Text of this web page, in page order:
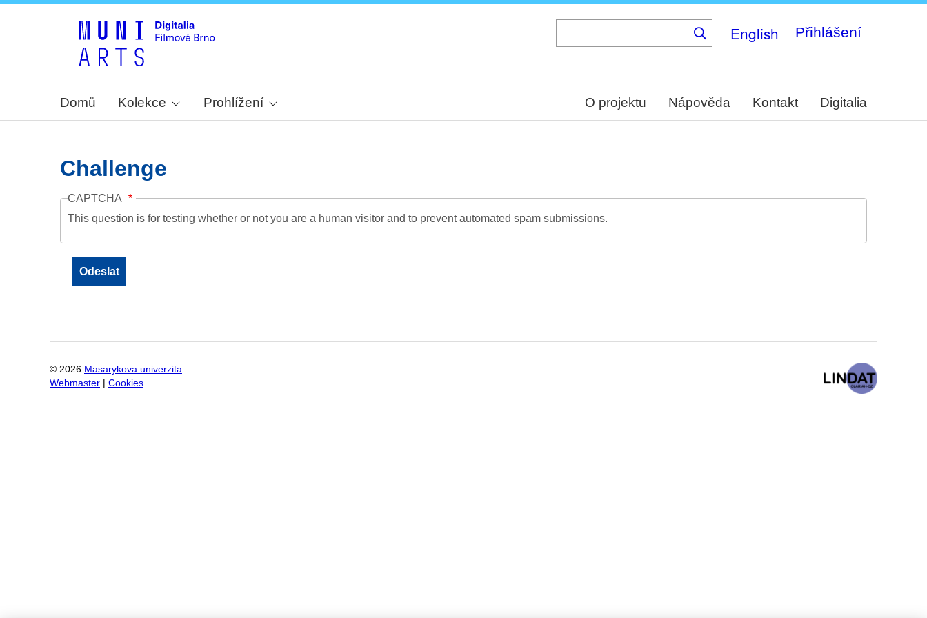
English Přihlášení
Domů Kolekce Prohlížení O projektu Nápověda Kontakt Digitalia
Challenge
CAPTCHA
This question is for testing whether or not you are a human visitor and to prevent automated spam submissions.
© 2026 Masarykova univerzita
Webmaster
Cookies